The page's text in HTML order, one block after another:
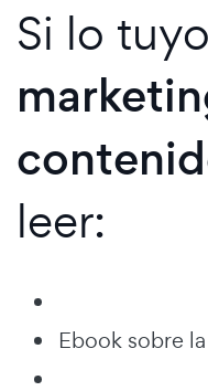
Si lo
leer:
Ebook sobre la